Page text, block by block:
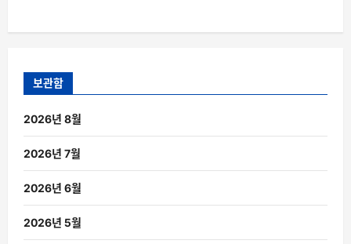
보관함
2026년 8월
2026년 7월
2026년 6월
2026년 5월